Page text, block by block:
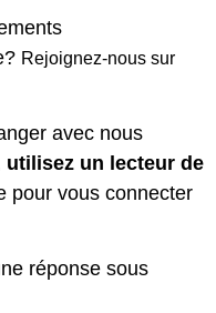
Rejoignez-nous sur
avec nous
utilisez un lecteur de
pour vous connecter
réponse sous